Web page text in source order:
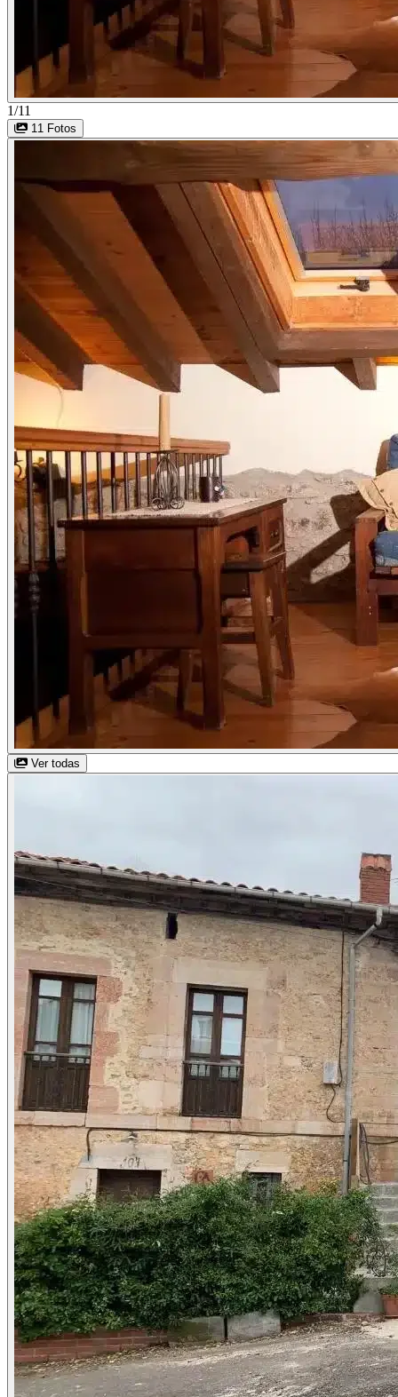
1/11
11 Fotos
Ver todas